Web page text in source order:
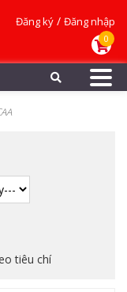
Đăng ký / Đăng nhập
0
tiêu chí